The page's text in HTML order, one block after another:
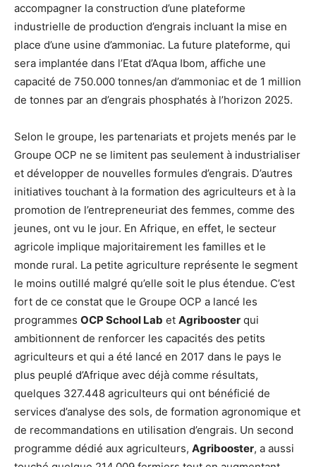
accompagner la construction d’une plateforme
industrielle de production d’engrais incluant la mise en
place d’une usine d’ammoniac. La future plateforme, qui
sera implantée dans l’Etat d’Aqua Ibom, affiche une
capacité de 750.000 tonnes/an d’ammoniac et de 1 million
de tonnes par an d’engrais phosphatés à l’horizon 2025.
Selon le groupe, les partenariats et projets menés par le
Groupe OCP ne se limitent pas seulement à industrialiser
et développer de nouvelles formules d’engrais. D’autres
initiatives touchant à la formation des agriculteurs et à la
promotion de l’entrepreneuriat des femmes, comme des
jeunes, ont vu le jour. En Afrique, en effet, le secteur
agricole implique majoritairement les familles et le
monde rural. La petite agriculture représente le segment
le moins outillé malgré qu’elle soit le plus étendue. C’est
fort de ce constat que le Groupe OCP a lancé les
programmes OCP School Lab et Agribooster qui
ambitionnent de renforcer les capacités des petits
agriculteurs et qui a été lancé en 2017 dans le pays le
plus peuplé d’Afrique avec déjà comme résultats,
quelques 327.448 agriculteurs qui ont bénéficié de
services d’analyse des sols, de formation agronomique et
de recommandations en utilisation d’engrais. Un second
programme dédié aux agriculteurs, Agribooster, a aussi